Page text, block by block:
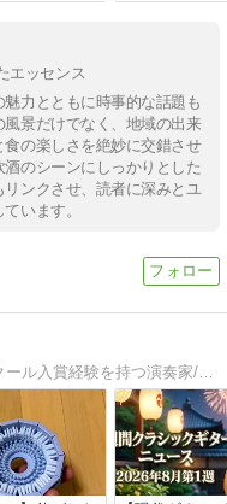
エッセンス
力とともに時事的な話題も
景だけでなく、地域の出来
の楽しさを絶妙に交錯させ
のシーンにしっかりとした
ンクさせ、読者に深みとユ
います。
クラシックギター歴35年、国際コンクール入賞経験を持つ演奏家/レビューアによる専門サイト。ヘルマン・ハウザー2世等を愛用し、70種類以上の弦や各種アクセサリを実奏検証。演奏者の視点で一次情報に基づく詳細なレビューを発信しています。